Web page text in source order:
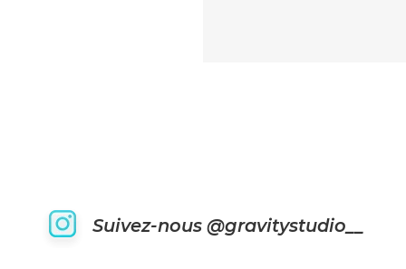
Suivez-nous @gravitystudio__